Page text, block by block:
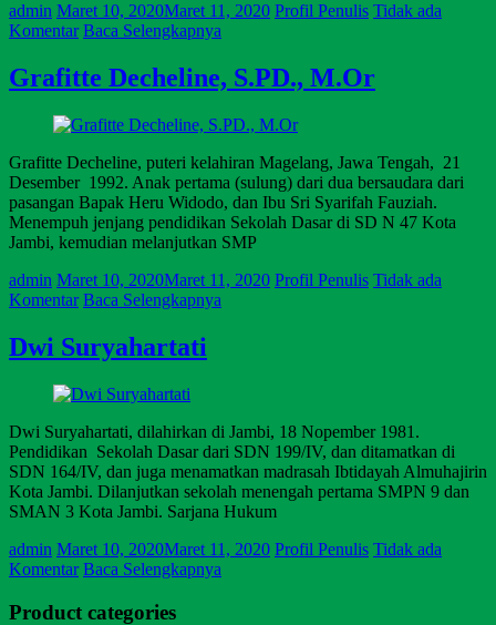
admin Maret 10, 2020Maret 11, 2020 Profil Penulis Tidak ada
Komentar Baca Selengkapnya
Grafitte Decheline, S.PD., M.Or
Grafitte Decheline, puteri kelahiran Magelang, Jawa Tengah, 21
Desember 1992. Anak pertama (sulung) dari dua bersaudara dari
pasangan Bapak Heru Widodo, dan Ibu Sri Syarifah Fauziah.
Menempuh jenjang pendidikan Sekolah Dasar di SD N 47 Kota
Jambi, kemudian melanjutkan SMP
admin Maret 10, 2020Maret 11, 2020 Profil Penulis Tidak ada
Komentar Baca Selengkapnya
Dwi Suryahartati
Dwi Suryahartati, dilahirkan di Jambi, 18 Nopember 1981.
Pendidikan Sekolah Dasar dari SDN 199/IV, dan ditamatkan di
SDN 164/IV, dan juga menamatkan madrasah Ibtidayah Almuhajirin
Kota Jambi. Dilanjutkan sekolah menengah pertama SMPN 9 dan
SMAN 3 Kota Jambi. Sarjana Hukum
admin Maret 10, 2020Maret 11, 2020 Profil Penulis Tidak ada
Komentar Baca Selengkapnya
Product categories